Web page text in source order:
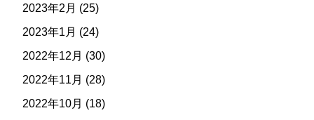
2023年2月 (25)
2023年1月 (24)
2022年12月 (30)
2022年11月 (28)
2022年10月 (18)